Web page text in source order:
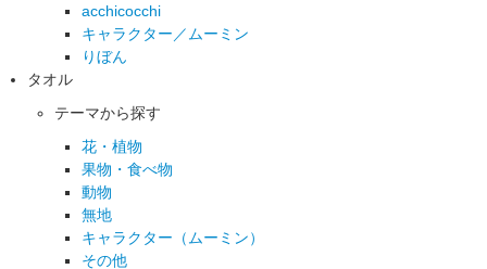
acchicocchi
キャラクター／ムーミン
りぼん
タオル
テーマから探す
花・植物
果物・食べ物
動物
無地
キャラクター（ムーミン）
その他